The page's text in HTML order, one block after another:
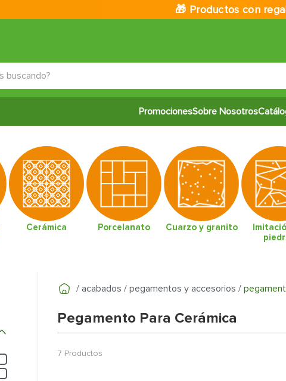
🎁 Productos con
PromocionesSobre Nosotros
Cerámica Porcelanato Cuarzo y granito
acabados pegamentos y accesorios
Pegamento Para Cerámica
7 Productos